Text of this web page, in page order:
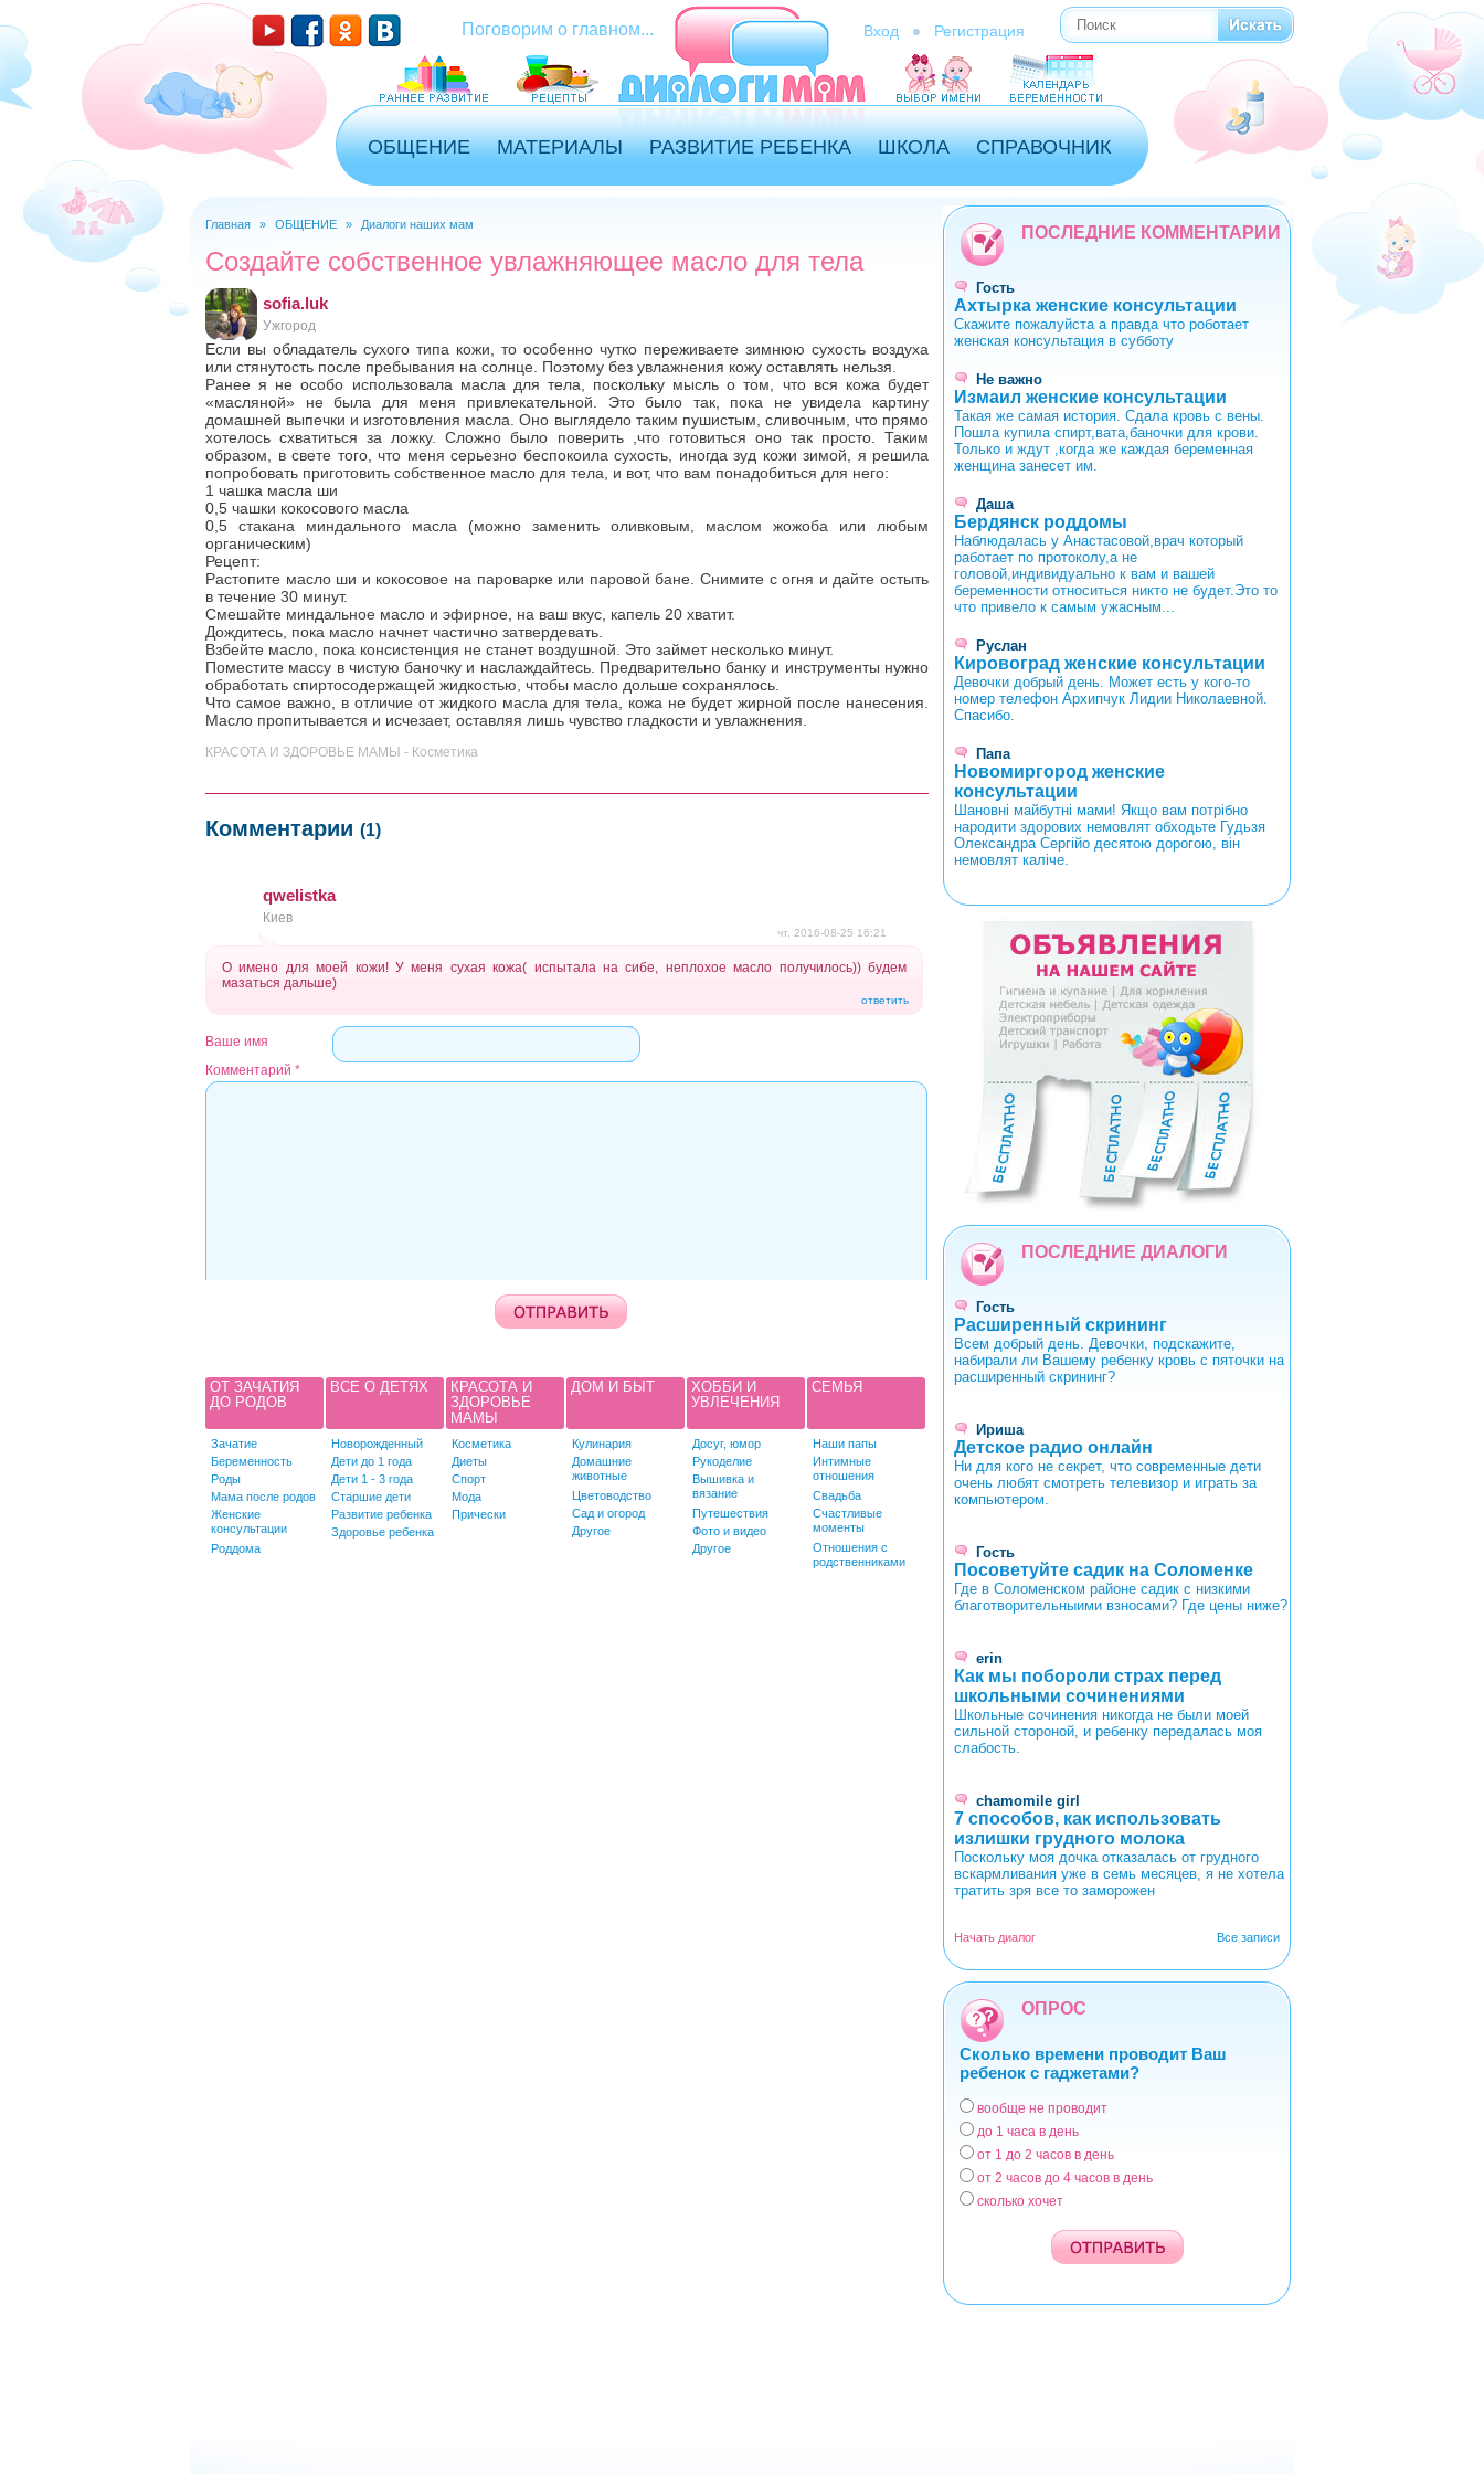
Поговорим о главном... Вход Регистрация Форма поиска
Поиск
ОБЩЕНИЕ МАТЕРИАЛЫ РАЗВИТИЕ РЕБЕНКА ШКОЛА СПРАВОЧНИК
Вы здесь
Главная » ОБЩЕНИЕ » Диалоги наших мам
Создайте собственное увлажняющее масло для тела
sofia.luk
Ужгород
Если вы обладатель сухого типа кожи, то особенно чутко переживаете зимнюю сухость воздуха
или стянутость после пребывания на солнце. Поэтому без увлажнения кожу оставлять нельзя.
Ранее я не особо использовала масла для тела, поскольку мысль о том, что вся кожа будет
«масляной» не была для меня привлекательной. Это было так, пока не увидела картину
домашней выпечки и изготовления масла. Оно выглядело таким пушистым, сливочным, что прямо
хотелось схватиться за ложку. Сложно было поверить ,что готовиться оно так просто. Таким
образом, в свете того, что меня серьезно беспокоила сухость, иногда зуд кожи зимой, я решила
попробовать приготовить собственное масло для тела, и вот, что вам понадобиться для него:
1 чашка масла ши
0,5 чашки кокосового масла
0,5 стакана миндального масла (можно заменить оливковым, маслом жожоба или любым
органическим)
Рецепт:
Растопите масло ши и кокосовое на пароварке или паровой бане. Снимите с огня и дайте остыть
в течение 30 минут.
Смешайте миндальное масло и эфирное, на ваш вкус, капель 20 хватит.
Дождитесь, пока масло начнет частично затвердевать.
Взбейте масло, пока консистенция не станет воздушной. Это займет несколько минут.
Поместите массу в чистую баночку и наслаждайтесь. Предварительно банку и инструменты нужно
обработать спиртосодержащей жидкостью, чтобы масло дольше сохранялось.
Что самое важно, в отличие от жидкого масла для тела, кожа не будет жирной после нанесения.
Масло пропитывается и исчезает, оставляя лишь чувство гладкости и увлажнения.
КРАСОТА И ЗДОРОВЬЕ МАМЫ - Косметика
Комментарии (1)
qwelistka
Киев
чт, 2016-08-25 16:21
О имено для моей кожи! У меня сухая кожа( испытала на сибе, неплохое масло получилось)) будем
мазаться дальше)
ответить
Ваше имя
Комментарий *
ОТ ЗАЧАТИЯ
ДО РОДОВ
Зачатие
Беременность
Роды
Мама после родов
Женские
консультации
Роддома
ВСЕ О ДЕТЯХ
Новорожденный
Дети до 1 года
Дети 1 - 3 года
Старшие дети
Развитие ребенка
Здоровье ребенка
КРАСОТА И
ЗДОРОВЬЕ
МАМЫ
Косметика
Диеты
Спорт
Мода
Прически
ДОМ И БЫТ
Кулинария
Домашние
животные
Цветоводство
Сад и огород
Другое
ХОББИ И
УВЛЕЧЕНИЯ
Досуг, юмор
Рукоделие
Вышивка и
вязание
Путешествия
Фото и видео
Другое
СЕМЬЯ
Наши папы
Интимные
отношения
Свадьба
Счастливые
моменты
Отношения с
родственниками
ПОСЛЕДНИЕ КОММЕНТАРИИ
Гость
Ахтырка женские консультации
Скажите пожалуйста а правда что роботает
женская консультация в субботу
Не важно
Измаил женские консультации
Такая же самая история. Сдала кровь с вены.
Пошла купила спирт,вата,баночки для крови.
Только и ждут ,когда же каждая беременная
женщина занесет им.
Даша
Бердянск роддомы
Наблюдалась у Анастасовой,врач который
работает по протоколу,а не
головой,индивидуально к вам и вашей
беременности относиться никто не будет.Это то
что привело к самым ужасным...
Руслан
Кировоград женские консультации
Девочки добрый день. Может есть у кого-то
номер телефон Архипчук Лидии Николаевной.
Спасибо.
Папа
Новомиргород женские
консультации
Шановні майбутні мами! Якщо вам потрібно
народити здорових немовлят обходьте Гудьзя
Олександра Сергійо десятою дорогою, він
немовлят каліче.
0123456789
ПОСЛЕДНИЕ ДИАЛОГИ
Гость
Расширенный скрининг
Всем добрый день. Девочки, подскажите,
набирали ли Вашему ребенку кровь с пяточки на
расширенный скрининг?
Ириша
Детское радио онлайн
Ни для кого не секрет, что современные дети
очень любят смотреть телевизор и играть за
компьютером.
Гость
Посоветуйте садик на Соломенке
Где в Соломенском районе садик с низкими
благотворительныими взносами? Где цены ниже?
erin
Как мы побороли страх перед
школьными сочинениями
Школьные сочинения никогда не были моей
сильной стороной, и ребенку передалась моя
слабость.
chamomile girl
7 способов, как использовать
излишки грудного молока
Поскольку моя дочка отказалась от грудного
вскармливания уже в семь месяцев, я не хотела
тратить зря все то заморожен
Все записи
Начать диалог
ОПРОС
Сколько времени проводит Ваш
ребенок с гаджетами?
Варианты
вообще не проводит
до 1 часа в день
от 1 до 2 часов в день
от 2 часов до 4 часов в день
сколько хочет